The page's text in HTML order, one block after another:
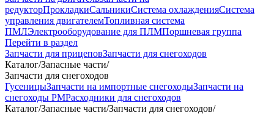
редукторПрокладкиСальникиСистема охлажденияСистема
управления двигателемТопливная система
ПМЛЭлектрооборудование для ПЛМПоршневая группа
Перейти в раздел
Запчасти для прицеповЗапчасти для снегоходов
Каталог/Запасные части/
Запчасти для снегоходов
ГусеницыЗапчасти на импортные снегоходыЗапчасти на
снегоходы РМРасходники для снегоходов
Каталог/Запасные части/Запчасти для снегоходов/